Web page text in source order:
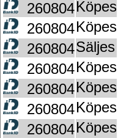
260804Köpes
260804Köpes
260804Säljes
260804Köpes
260804Köpes
260804Köpes
260804Köpes